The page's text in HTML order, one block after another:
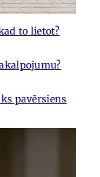
to lietot?
pavērsiens